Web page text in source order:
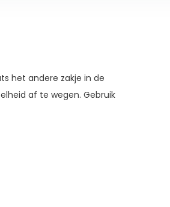
het andere zakje in de
af te wegen. Gebruik